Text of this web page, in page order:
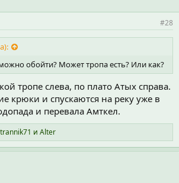
#28
обойти? Может тропа есть? Или как?
тропе слева, по плато Атых справа.
крюки и спускаются на реку уже в
и перевала Амткел.
и Alter